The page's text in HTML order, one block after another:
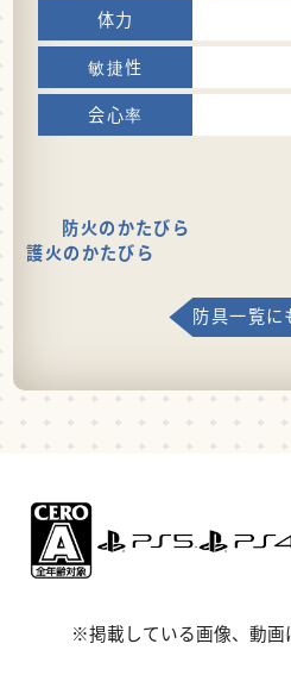
防火のかたびら
護火のかたびら
防具一覧に
※掲載している画像、動画